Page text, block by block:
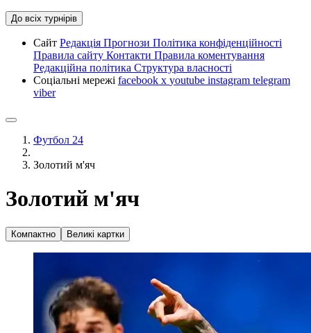
До всіх турнірів
Сайт Редакція Прогнози Політика конфіденційності
Правила сайту Контакти Правила коментування
Редакційна політика Структура власності
Соціальні мережі facebook x youtube instagram telegram
viber
Футбол 24
Золотий м'яч
Золотий м'яч
Компактно Великі картки